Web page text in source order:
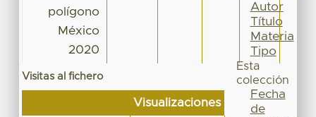
polígono
México
2020
Visitas al fichero
Visualizaciones
Autor
Título
Materia
Tipo
Esta
colección
Fecha
de